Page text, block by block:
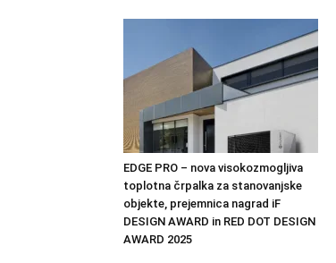
EDGE PRO – nova visokozmogljiva
toplotna črpalka za stanovanjske
objekte, prejemnica nagrad iF
DESIGN AWARD in RED DOT DESIGN
AWARD 2025